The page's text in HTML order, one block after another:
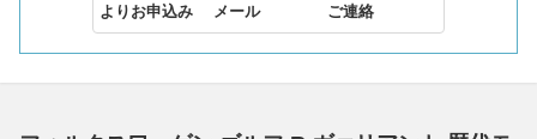
よりお申込み
メール
ご連絡